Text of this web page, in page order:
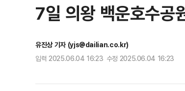
7일 의왕 백운호수공
유진상 기자 (yjs@dailian.co.kr)
입력 2025.06.04 16:23 수정 2025.06.04 16:23